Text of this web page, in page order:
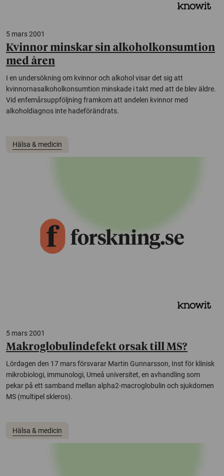
5 mars 2001
Kvinnor minskar sin alkoholkonsumtion
med åren
I en undersökning om kvinnor och alkohol visar det sig att
kvinnornasalkoholkonsumtion minskade i takt med att de blev äldre.
Vid enfemårsuppföljning framkom att andelen kvinnor med
alkoholdiagnos inte hadeförändrats.
Hälsa & medicin
5 mars 2001
Makroglobulindefekt orsak till MS?
Lördagen den 17 mars försvarar Martin Gunnarsson, Inst för klinisk
mikrobiologi, immunologi, Umeå universitet, en avhandling som
pekar på ett samband mellan alpha2-macroglobulin och sjukdomen
MS (multipel skleros).
Hälsa & medicin